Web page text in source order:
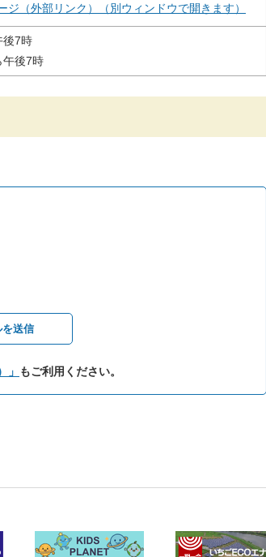
ジ（外部リンク）（別ウィンドウで開きます）
後7時
午後7時
送信
」 もご利用ください。